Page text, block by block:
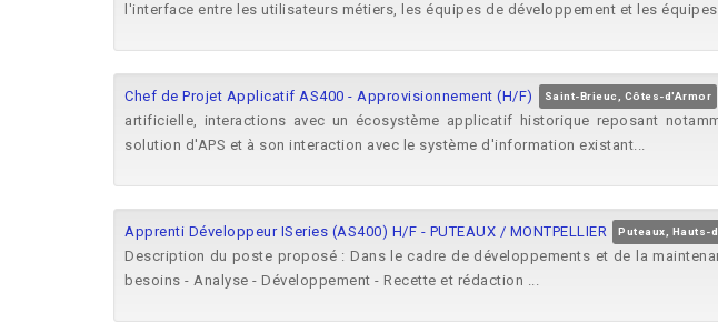
l'interface entre les utilisateurs métiers, les équipes de développement et les
Chef de Projet Applicatif AS400 - Approvisionnement (H/F) Saint-Brieuc, Côtes-d'Armor
artificielle, interactions avec un écosystème applicatif historique reposant
solution d'APS et à son interaction avec le système d'information existant...
Apprenti Développeur ISeries (AS400) H/F - PUTEAUX / MONTPELLIER Puteaux, Hauts-
Description du poste proposé : Dans le cadre de développements et de la
besoins - Analyse - Développement - Recette et rédaction ...